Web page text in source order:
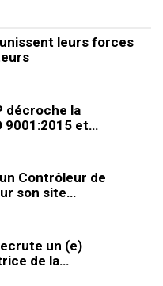
leurs forces
décroche la
9001:2015 et…
Contrôleur de
son site…
un (e)
de la…